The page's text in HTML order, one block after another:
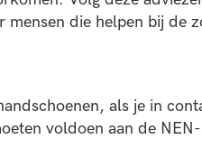
die helpen bij de
als je in
voldoen aan de